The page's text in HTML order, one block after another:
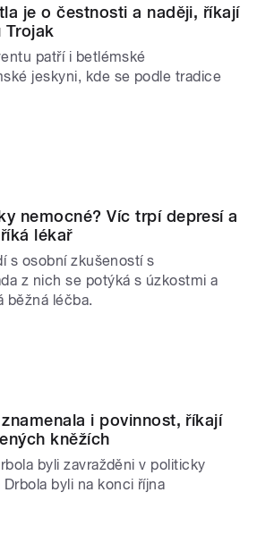
je o čestnosti a naději, říkají
Trojak
patří i betlémské
jeskyni, kde se podle tradice
nemocné? Víc trpí depresí a
lékař
s osobní zkušeností s
z nich se potýká s úzkostmi a
běžná léčba.
i povinnost, říkají
kněžích
byli zavražděni v politicky
byli na konci října